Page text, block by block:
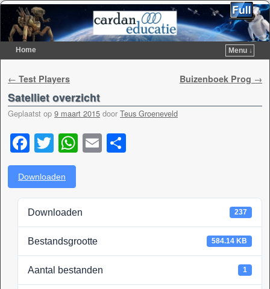
Home
Menu ↓
Berichtnavigatie
← Test Players Buizenboek Prog →
Satelliet overzicht
Geplaatst op 9 maart 2015 door Teus Groeneveld
F
a
c
e
b
o
o
k
T
wi
tt
er
W
s
A
p
p
E
n
Downloaden
Downloaden 237
Bestandsgrootte 584.14 KB
Aantal bestanden 1